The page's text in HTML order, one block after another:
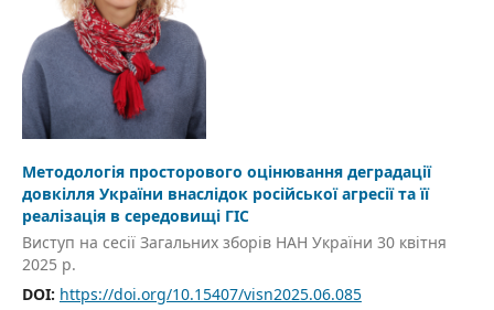
Методологія просторового оцінювання деградації
довкілля України внаслідок російської агресії та її
реалізація в середовищі ГІС
Виступ на сесії Загальних зборів НАН України 30 квітня
2025 р.
DOI: https://doi.org/10.15407/visn2025.06.085